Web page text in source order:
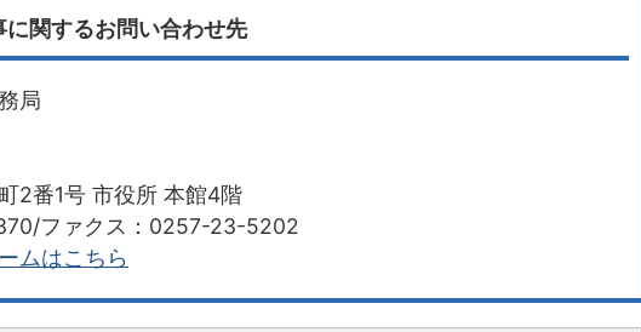
に関するお問い合わせ先
局
2番1号 市役所 本館4階
ファクス：0257-23-5202
ムはこちら